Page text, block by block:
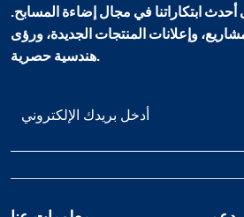
ابتكاراتنا في مجال إضاءة المسابح.
وإعلانات المنتجات الجديدة، ورؤى
هندسية حصرية.